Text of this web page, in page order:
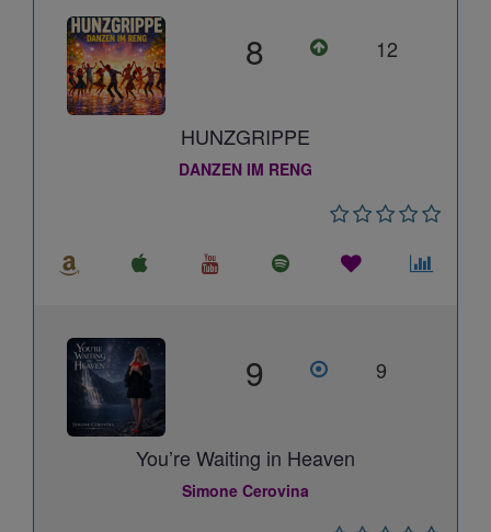
8 12
HUNZGRIPPE
DANZEN IM RENG
9 9
You’re Waiting in Heaven
Simone Cerovina